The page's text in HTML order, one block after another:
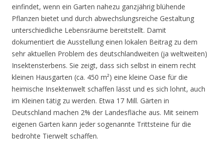
einfindet, wenn ein Garten nahezu ganzjährig blühende
Pflanzen bietet und durch abwechslungsreiche Gestaltung
unterschiedliche Lebensräume bereitstellt. Damit
dokumentiert die Ausstellung einen lokalen Beitrag zu dem
sehr aktuellen Problem des deutschlandweiten (ja weltweiten)
Insektensterbens. Sie zeigt, dass sich selbst in einem recht
kleinen Hausgarten (ca. 450 m²) eine kleine Oase für die
heimische Insektenwelt schaffen lässt und es sich lohnt, auch
im Kleinen tätig zu werden. Etwa 17 Mill. Gärten in
Deutschland machen 2% der Landesfläche aus. Mit seinem
eigenen Garten kann jeder sogenannte Trittsteine für die
bedrohte Tierwelt schaffen.